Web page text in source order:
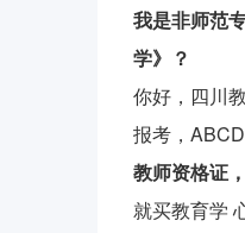
我是非师范
学》？
你好，四川
报考，
教师资格证
就买教育学